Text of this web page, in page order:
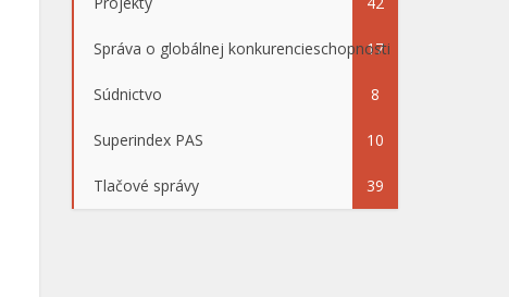
Správa o globálnej konkurencieschopnosti
17
Súdnictvo 8
Superindex PAS 10
Tlačové správy 39